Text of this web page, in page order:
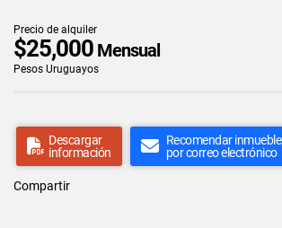
Precio de alquiler
$25,000 Mensual
Pesos Uruguayos
Descargar
información
Recomendar inmueble
por correo electrónico
Compartir